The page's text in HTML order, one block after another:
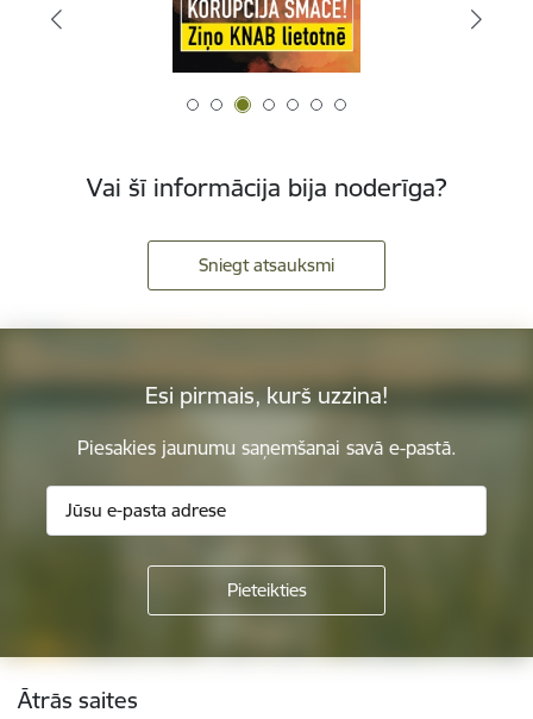
Vai šī informācija bija noderīga?
Sniegt atsauksmi
Esi pirmais, kurš uzzina!
Piesakies jaunumu saņemšanai savā e-pastā.
Kājene
Ātrās saites